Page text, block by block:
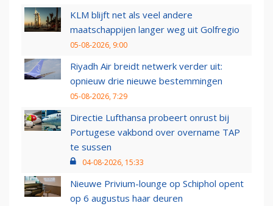
KLM blijft net als veel andere
maatschappijen langer weg uit Golfregio
05-08-2026, 9:00
Riyadh Air breidt netwerk verder uit:
opnieuw drie nieuwe bestemmingen
05-08-2026, 7:29
Directie Lufthansa probeert onrust bij
Portugese vakbond over overname TAP
te sussen
04-08-2026, 15:33
Nieuwe Privium-lounge op Schiphol opent
op 6 augustus haar deuren